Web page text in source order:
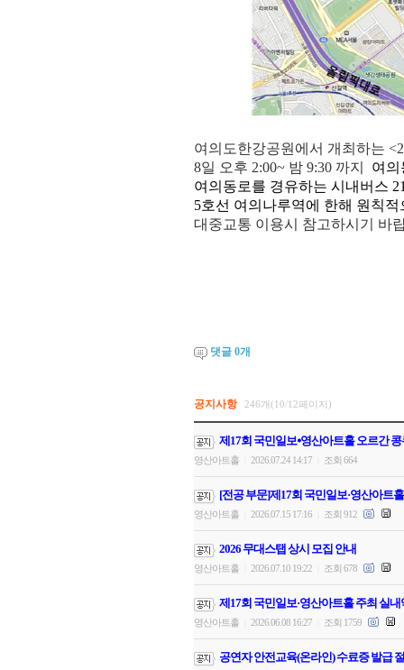
여의도한강공원에서 개최하는
8일 오후 2:00~ 밤 9:30 까지
여의
여의동로를 경유하는 시내버스
5호선 여의나루역에 한해 원칙
대중교통 이용시 참고하시기 바
댓글 0개
공지사항 246개(10/12페이지)
제17회 국민일보⦁영산아트홀 오르간
영산아트홀 2026.07.24 14:17 조회 664
[전공 부문]제17회 국민일보·영산아트
영산아트홀 2026.07.15 17:16 조회 912
2026 무대스탭 상시 모집 안내
영산아트홀 2026.07.10 19:22 조회 678
제17회 국민일보·영산아트홀 주최 실
영산아트홀 2026.06.08 16:27 조회 1759
공연자 안전교육(온라인) 수료증 발급